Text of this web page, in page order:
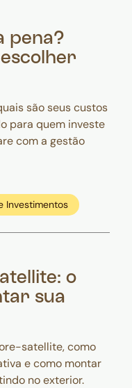
pena?
são seus custos
para quem investe
com a gestão
Investimentos
o
sua
satellite, como
e como montar
no exterior.